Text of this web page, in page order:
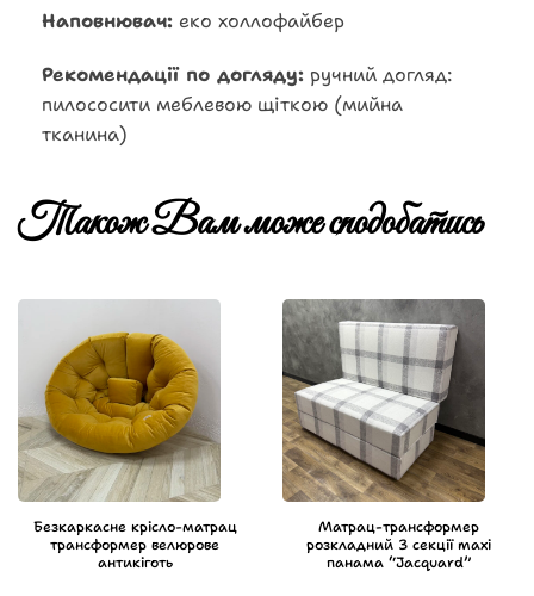
Наповнювач: еко холлофайбер
Рекомендації по догляду: ручний догляд:
пилососити меблевою щіткою (мийна
тканина)
Також Вам може сподобатись
Безкаркасне крісло-матрац
трансформер велюрове
антикіготь
Матрац-трансформер
розкладний 3 секції maxi
панама “Jacquard”